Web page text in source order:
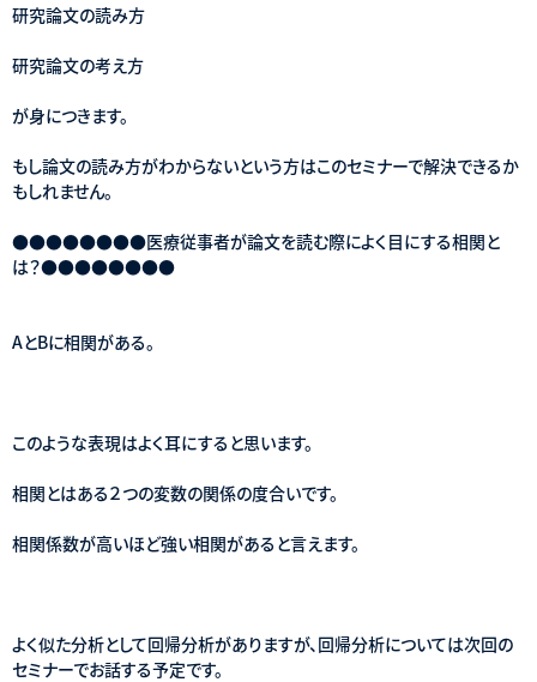
研究論文の読み方
研究論文の考え方
が身につきます。
もし論文の読み方がわからないという方はこのセミナーで解決できるか
もしれません。
●●●●●●●●医療従事者が論文を読む際によく目にする相関と
は？●●●●●●●●
AとBに相関がある。
このような表現はよく耳にすると思います。
相関とはある２つの変数の関係の度合いです。
相関係数が高いほど強い相関があると言えます。
よく似た分析として回帰分析がありますが、回帰分析については次回の
セミナーでお話する予定です。